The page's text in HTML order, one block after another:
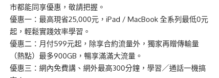
市都能同享優惠，敬請把握。
優惠一：最高現省25,000元，iPad / MacBook 全系列最低0元
起，輕鬆實踐效率學習。
優惠二：月付599元起，除享合約流量外，獨家再贈傳輸量
（熱點）最多900GB，暢享滿滿大流量。
優惠三：網內免費講、網外最高300分鐘，學習／通話一機搞